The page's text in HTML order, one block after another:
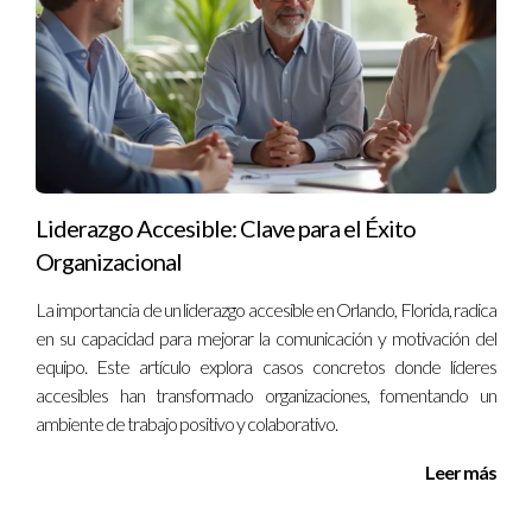
Liderazgo Accesible: Clave para el Éxito
Organizacional
La importancia de un liderazgo accesible en Orlando, Florida, radica
en su capacidad para mejorar la comunicación y motivación del
equipo. Este artículo explora casos concretos donde líderes
accesibles han transformado organizaciones, fomentando un
ambiente de trabajo positivo y colaborativo.
Leer más